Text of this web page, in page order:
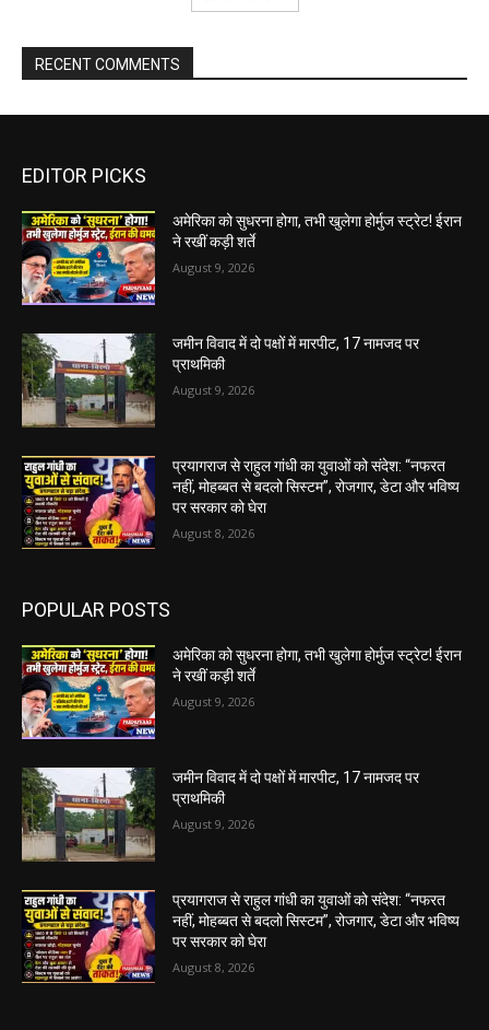
RECENT COMMENTS
EDITOR PICKS
अमेरिका को सुधरना होगा, तभी खुलेगा होर्मुज स्ट्रेट! ईरान
ने रखीं कड़ी शर्ते
August 9, 2026
जमीन विवाद में दो पक्षों में मारपीट, 17 नामजद पर
प्राथमिकी
August 9, 2026
प्रयागराज से राहुल गांधी का युवाओं को संदेश: “नफरत
नहीं, मोहब्बत से बदलो सिस्टम”, रोजगार, डेटा और भविष्य
पर सरकार को घेरा
August 8, 2026
POPULAR POSTS
अमेरिका को सुधरना होगा, तभी खुलेगा होर्मुज स्ट्रेट! ईरान
ने रखीं कड़ी शर्ते
August 9, 2026
जमीन विवाद में दो पक्षों में मारपीट, 17 नामजद पर
प्राथमिकी
August 9, 2026
प्रयागराज से राहुल गांधी का युवाओं को संदेश: “नफरत
नहीं, मोहब्बत से बदलो सिस्टम”, रोजगार, डेटा और भविष्य
पर सरकार को घेरा
August 8, 2026